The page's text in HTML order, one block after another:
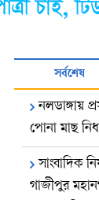
সর্বশেষ
নলডাঙ্গায়
পোনা মাছ
সাংবাদিক
গাজীপুর